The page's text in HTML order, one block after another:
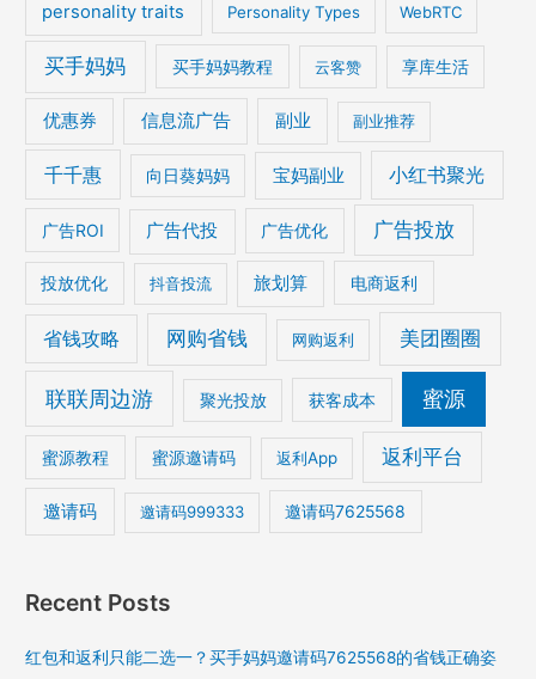
personality traits Personality Types WebRTC
买手妈妈 买手妈妈教程 云客赞 享库生活
优惠券 信息流广告 副业 副业推荐
千千惠 向日葵妈妈 宝妈副业 小红书聚光
广告ROI 广告代投 广告优化 广告投放
投放优化 抖音投流 旅划算 电商返利
省钱攻略 网购省钱 网购返利 美团圈圈
联联周边游 聚光投放 获客成本 蜜源
蜜源教程 蜜源邀请码 返利App 返利平台
邀请码 邀请码999333 邀请码7625568
Recent Posts
红包和返利只能二选一？买手妈妈邀请码7625568的省钱正确姿